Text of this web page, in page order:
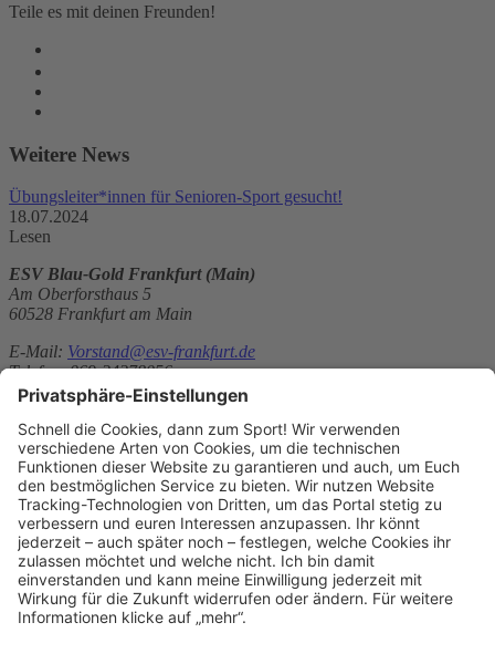
Teile es mit deinen Freunden!
Weitere News
Übungsleiter*innen für Senioren-Sport gesucht!
18.07.2024
Lesen
ESV Blau-Gold Frankfurt (Main)
Am Oberforsthaus 5
60528 Frankfurt am Main
E-Mail: Vorstand@esv-frankfurt.de
Telefon: 069-24278056
Telefax: 069-67724292
https://www.esv-frankfurt.de
Sitemap
News
Über uns
Kontakt
Mitglied werden
Der Vorstand